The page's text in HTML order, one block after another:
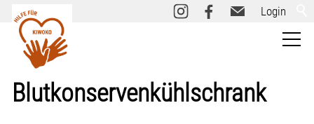
Login
Kiwoko
Blutkonservenkühlschrank